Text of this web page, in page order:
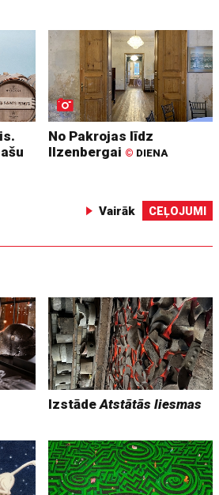
No Pakrojas līdz
Ilzenbergai © DIENA
Vairāk CEĻOJUMI
IzstādeAtstātās liesmas